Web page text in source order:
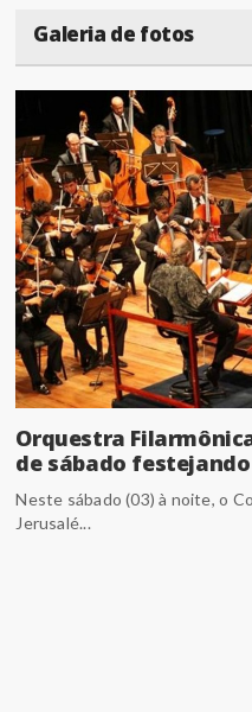
Galeria de fotos
Orquestra
de sábado
Neste sábado (03) à noite, o
Jerusalé...